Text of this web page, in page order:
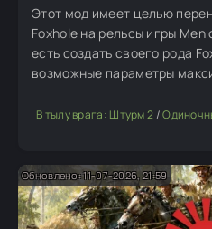
Этот мод имеет целью
Foxhole на рельсы игры
есть создать своего рода
возможные параметры
В тылу врага: Штурм 2 /
Обновлено: 11-07-2026, 21:59